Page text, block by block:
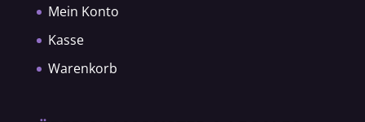
Mein Konto
Kasse
Warenkorb